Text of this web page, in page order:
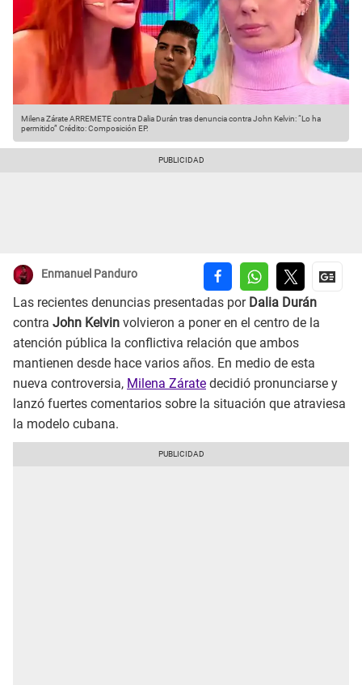
Milena Zárate ARREMETE contra Dalia Durán tras denuncia contra John Kelvin: “Lo ha
permitido” Crédito: Composición EP.
Enmanuel Panduro
Las recientes denuncias presentadas por Dalia Durán
contra John Kelvin volvieron a poner en el centro de la
atención pública la conflictiva relación que ambos
mantienen desde hace varios años. En medio de esta
nueva controversia, Milena Zárate decidió pronunciarse y
lanzó fuertes comentarios sobre la situación que atraviesa
la modelo cubana.